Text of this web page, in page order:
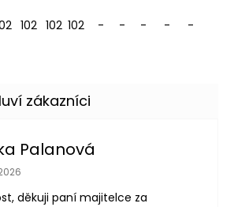
102 102 102 - - - - -
Palanová
obchodu je 5 z 5 hvězdiček.
děkuji paní majitelce za